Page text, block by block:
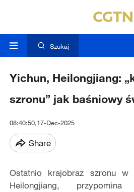
Szukaj
Yichun, Heilongjiang:
szronu” jak baśniowy
08:40:50,17-Dec-2025
Share
Ostatnio krajobraz szronu w
Heilongjiang,